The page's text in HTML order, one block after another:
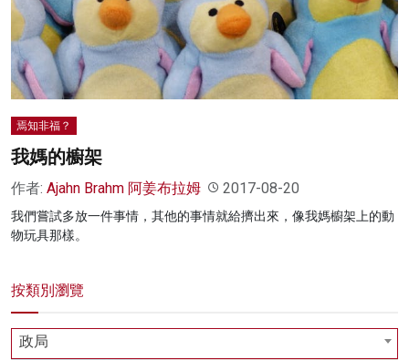
焉知非福？
我媽的櫥架
作者: Ajahn Brahm 阿姜布拉姆 2017-08-20
我們嘗試多放一件事情，其他的事情就給擠出來，像我媽櫥架上的動
物玩具那樣。
按類別瀏覽
政局